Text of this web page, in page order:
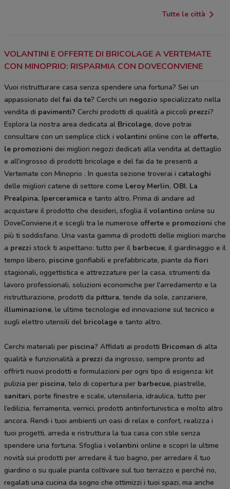
Tutte le città
VOLANTINI E OFFERTE DI BRICOLAGE A VERTEMATE
CON MINOPRIO: RISPARMIA CON DOVECONVIENE
Vuoi ristrutturare casa senza spendere una fortuna? Sei un
appassionato delfai da te? Cerchi un negozio specializzato nella
vendita di pavimenti? Cerchi prodotti di qualità a piccoli prezzi?
Esplora la nostra area dedicata al Bricolage, dove potrai
consultare con un semplice click i volantini online con le offerte,
le promozioni dei migliori negozi dedicati alla vendita al dettaglio
e all’ingrosso di prodotti bricolage e del fai da te presenti a
Vertemate con Minoprio . In questa sezione troverai i cataloghi
delle migliori catene di settore come Leroy Merlin, OBI, La
Prealpina, Iperceramica e tanto altro. Prima di andare ad
acquistare il prodotto che desideri, sfoglia il volantino online su
DoveConviene.it e scegli tra le numerose offerte e promozioni che
più ti soddisfano. Una vasta gamma di prodotti delle migliori marche
a prezzi stock ti aspettano: tutto per il barbecue, il giardinaggio e il
tempo libero, piscine gonfiabili e prefabbricate, piante da fiori
stagionali, oggettistica e attrezzature per la casa, strumenti da
lavoro professionali, soluzioni economiche per l'arredamento e la
ristrutturazione, prodotti da pittura, tende da sole, zanzariere,
illuminazione, le ultime tecnologie ed innovazione sul tecnico e
sugli elettro utensili del bricolage e tanto altro.
Cerchi materiali per piscina? Affidati ai prodotti Bricoman di alta
qualità e funzionalità a prezzi da ingrosso, sempre pronto ad
offrirti nuovi prodotti e formulazioni per ogni tipo di esigenza: kit
pulizia per piscina, telo di copertura per barbecue, piastrelle,
sanitari, porte finestre e scale, utensileria, idraulica, tutto per
l’edilizia, ferramenta, vernici, prodotti antinfortunistica e molto altro
ancora. Rendi i tuoi ambienti un oasi di relax e confort, realizza i
tuoi progetti, arreda e ristruttura la tua casa con stile senza
spendere una fortuna. Sfoglia i volantini online e scopri le ultime
novità sui prodotti per arredare il tuo bagno, per arredare il tuo
giardino o su quale pianta coltivare sul tuo terrazzo e perché no,
regalati una cucina da sogno che ottimizzi i tuoi spazi, ma anche